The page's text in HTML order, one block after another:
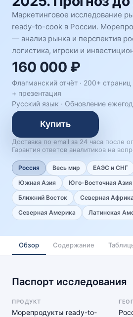
Маркетинговое исследование
ready-to-cook в России.
— анализ рынка и перспектив
логистика, игроки и
160 000 ₽
Флагманский отчёт · 200+ страниц
+ презентация
Русский язык · Обновление
Купить
Доставка по email за 24 часа после
Гарантия ответов аналитиков на
Россия Весь мир ЕАЭС и СНГ
Южная Азия
Юго-Восточная Азия
Ближний Восток
Северная Африка
Северная Америка
Латинская
Обзор Содержание
Паспорт исследования
ПРОДУКТ
Морепродукты ready-to-